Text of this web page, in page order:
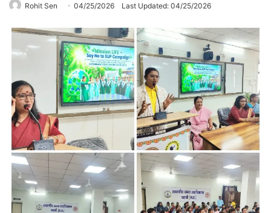
Rohit Sen 04/25/2026 Last Updated: 04/25/2026